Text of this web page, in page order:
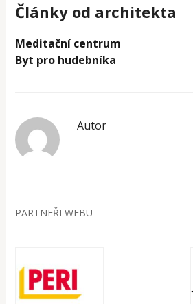
Články od architekta
Meditační centrum
Byt pro hudebníka
Autor
PARTNEŘI WEBU